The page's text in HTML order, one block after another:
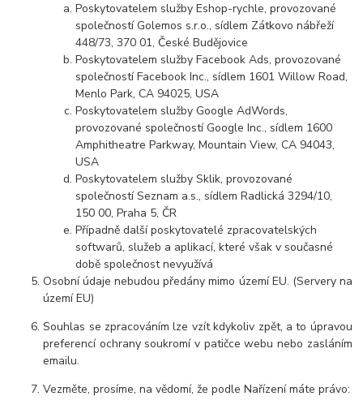
Poskytovatelem služby Eshop-rychle, provozované
společností Golemos s.r.o., sídlem Zátkovo nábřeží
448/73, 370 01, České Budějovice
Poskytovatelem služby Facebook Ads, provozované
společností Facebook Inc., sídlem 1601 Willow Road,
Menlo Park, CA 94025, USA
Poskytovatelem služby Google AdWords,
provozované společností Google Inc., sídlem 1600
Amphitheatre Parkway, Mountain View, CA 94043,
USA
Poskytovatelem služby Sklik, provozované
společností Seznam a.s., sídlem Radlická 3294/10,
150 00, Praha 5, ČR
Případně další poskytovatelé zpracovatelských
softwarů, služeb a aplikací, které však v současné
době společnost nevyužívá
Osobní údaje nebudou předány mimo území EU. (Servery na
území EU)
Souhlas se zpracováním lze vzít kdykoliv zpět, a to úpravou
preferencí ochrany soukromí v patičce webu nebo zasláním
emailu.
Vezměte, prosíme, na vědomí, že podle Nařízení máte právo: